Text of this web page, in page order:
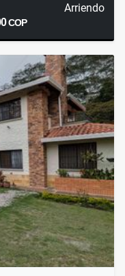
Arriendo
COP